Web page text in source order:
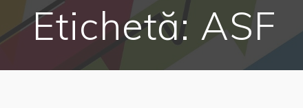
Etichetă: ASF